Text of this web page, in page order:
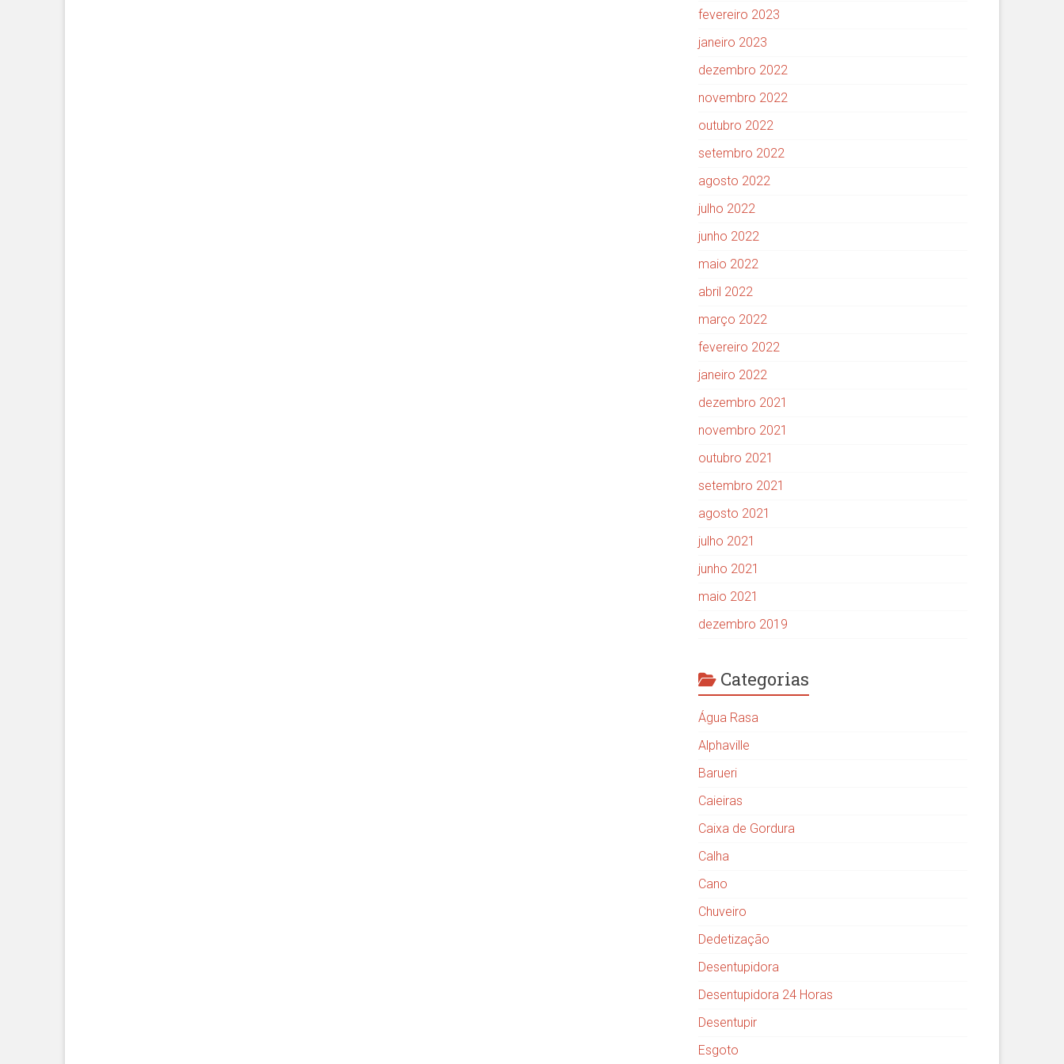
fevereiro 2023
janeiro 2023
dezembro 2022
novembro 2022
outubro 2022
setembro 2022
agosto 2022
julho 2022
junho 2022
maio 2022
abril 2022
março 2022
fevereiro 2022
janeiro 2022
dezembro 2021
novembro 2021
outubro 2021
setembro 2021
agosto 2021
julho 2021
junho 2021
maio 2021
dezembro 2019
Categorias
Água Rasa
Alphaville
Barueri
Caieiras
Caixa de Gordura
Calha
Cano
Chuveiro
Dedetização
Desentupidora
Desentupidora 24 Horas
Desentupir
Esgoto